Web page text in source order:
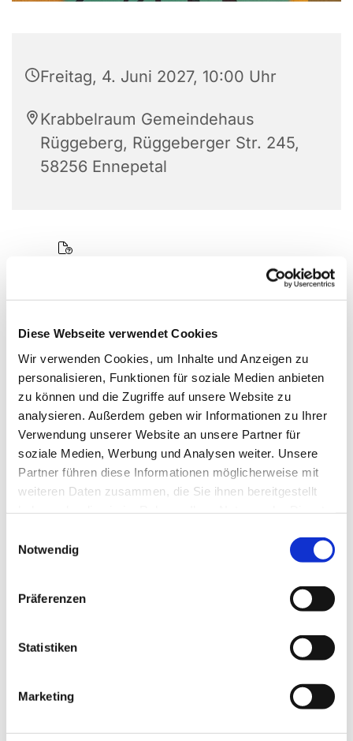
Diese Webseite verwendet Cookies
Wir verwenden Cookies, um Inhalte und Anzeigen zu
personalisieren, Funktionen für soziale Medien anbieten
zu können und die Zugriffe auf unsere Website zu
analysieren. Außerdem geben wir Informationen zu Ihrer
Verwendung unserer Website an unsere Partner für
soziale Medien, Werbung und Analysen weiter. Unsere
Partner führen diese Informationen möglicherweise mit
weiteren Daten zusammen, die Sie ihnen bereitgestellt
Notwendig
Präferenzen
Statistiken
Marketing
Freitag, 4. Juni 2027, 10:00 Uhr
Krabbelraum Gemeindehaus
Rüggeberg, Rüggeberger Str. 245,
58256 Ennepetal